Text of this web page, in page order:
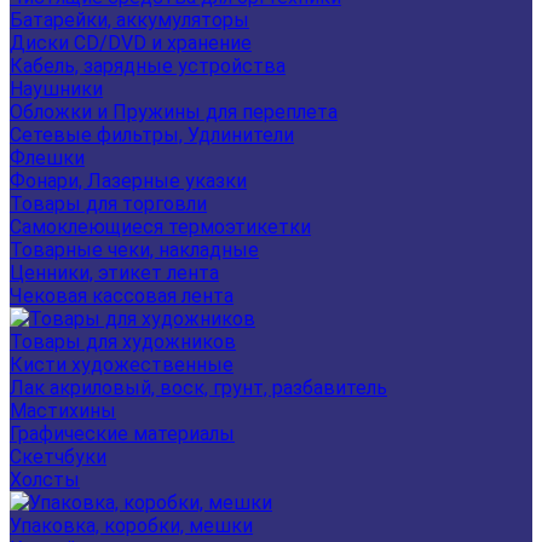
Батарейки, аккумуляторы
Диски CD/DVD и хранение
Кабель, зарядные устройства
Наушники
Обложки и Пружины для переплета
Сетевые фильтры, Удлинители
Флешки
Фонари, Лазерные указки
Товары для торговли
Самоклеющиеся термоэтикетки
Товарные чеки, накладные
Ценники, этикет лента
Чековая кассовая лента
Товары для художников
Кисти художественные
Лак акриловый, воск, грунт, разбавитель
Мастихины
Графические материалы
Скетчбуки
Холсты
Упаковка, коробки, мешки